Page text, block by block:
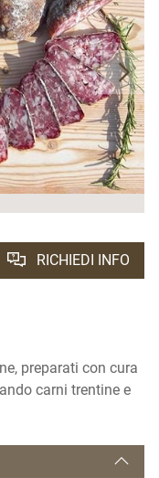
RICHIEDI INFO
preparati con cura
carni trentine e